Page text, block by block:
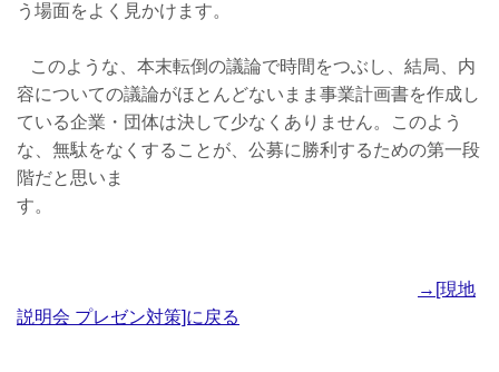
う場面をよく見かけます。
このような、本末転倒の議論で時間をつぶし、結局、内
容についての議論がほとんどないまま事業計画書を作成し
ている企業・団体は決して少なくありません。このよう
な、無駄をなくすることが、公募に勝利するための第一段
階だと思いま
す。
→[現地
説明会 プレゼン対策]に戻る